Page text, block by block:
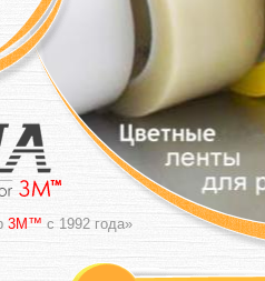
3M™ с 1992 года»